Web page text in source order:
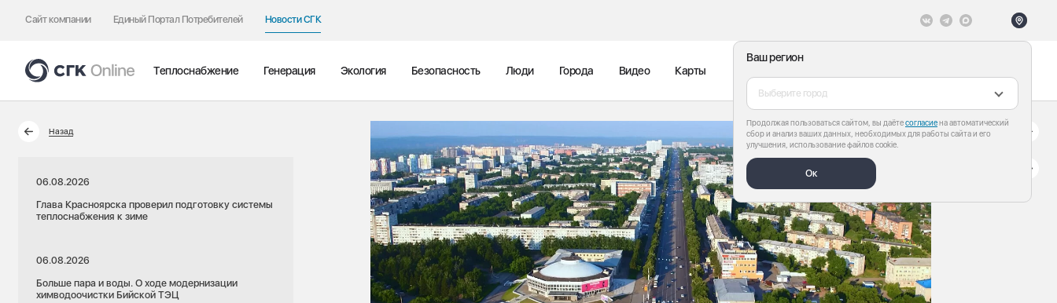
Сайт компании Единый Портал Потребителей Новости СГК
Ваш регион
Выберите город
Продолжая пользоваться сайтом, вы даётесогласиена автоматический
сбор и анализ ваших данных, необходимых для работы сайта и его
улучшения, использование файлов cookie.
Ок
Теплоснабжение Генерация Экология Безопасность Люди Города Видео Карты
Назад
06.08.2026
Глава Красноярска проверил подготовку системы
теплоснабжения к зиме
06.08.2026
Больше пара и воды. О ходе модернизации
химводоочистки Бийской ТЭЦ